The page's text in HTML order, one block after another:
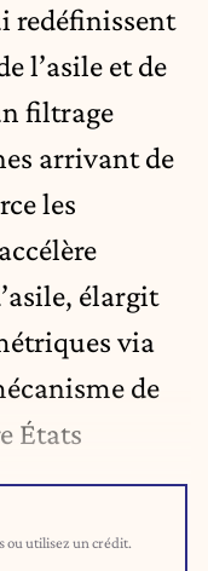
redéfinissent
l’asile et de
filtrage
arrivant de
les
élargit
via
de
États
ou utilisez un crédit.